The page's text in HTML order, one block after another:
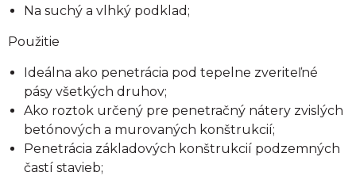
Na suchý a vlhký podklad;
Použitie
Ideálna ako penetrácia pod tepelne zveriteľné
pásy všetkých druhov;
Ako roztok určený pre penetračný nátery zvislých
betónových a murovaných konštrukcií;
Penetrácia základových konštrukcií podzemných
častí stavieb;